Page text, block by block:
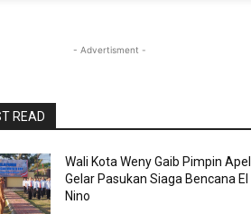
- Advertisment -
READ
Wali Kota Weny Gaib Pimpin Apel
Gelar Pasukan Siaga Bencana El
Nino